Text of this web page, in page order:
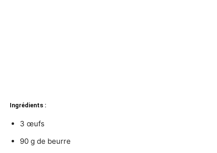
Ingrédients :
3 œufs
90 g de beurre